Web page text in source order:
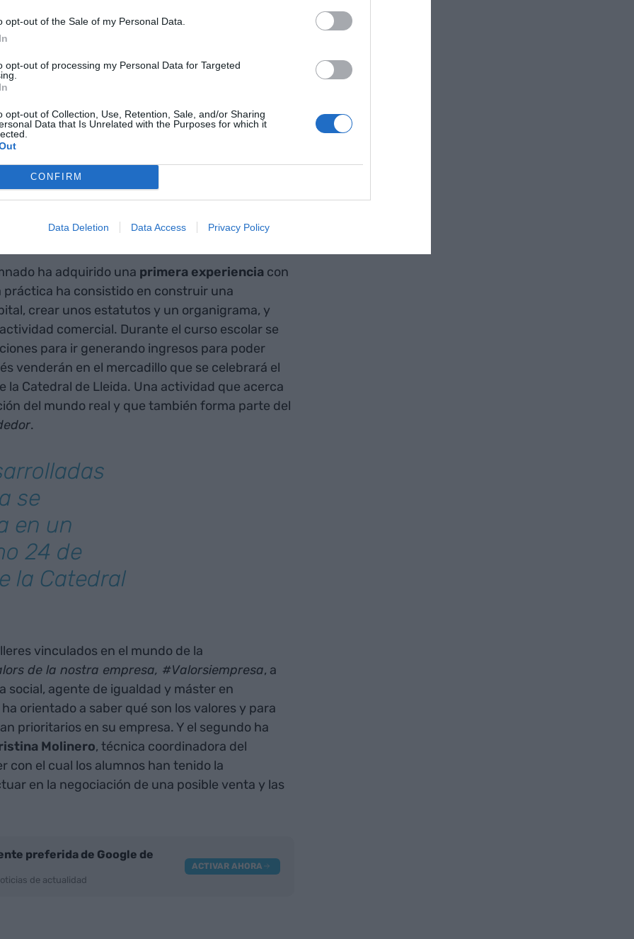
opt-out of the Sale of my Personal Data.
opt-out of processing my Personal Data for Targeted
opt-out of Collection, Use, Retention, Sale, and/or Sharing
Data that Is Unrelated with the Purposes for which it
CONFIRM
Data Deletion Data Access Privacy Policy
a cargo de Jordi Verdú
Econòmica de la Diputació de Lleida, y
Educació i Ocupació y presidente del IMO. Y es
el proyecto JEP -Joves Empresaris/àries de
de Globalleida, el área de emprendeduría y de
de Lleida, englobado en la programación
ha colaborado el Departamento de
con la
ha adquirido una primera experienciacon
ha consistido en construir una
crear unos estatutos y un organigrama, y
comercial. Durante el curso escolar se
para ir generando ingresos para poder
venderán en el mercadillo que se celebrará el
la Catedral de Lleida. Una actividad que acerca
del mundo real y que también forma parte del
.
se
en un
24 de
la Catedral
vinculados en el mundo de la
de la nostra empresa, #Valorsiempresa, a
social, agente de igualdad y máster en
orientado a saber qué son los valores y para
prioritarios en su empresa. Y el segundo ha
Molinero, técnica coordinadora del
con el cual los alumnos han tenido la
en la negociación de una posible venta y las
preferida de Google de
de actualidad
ACTIVAR AHORA